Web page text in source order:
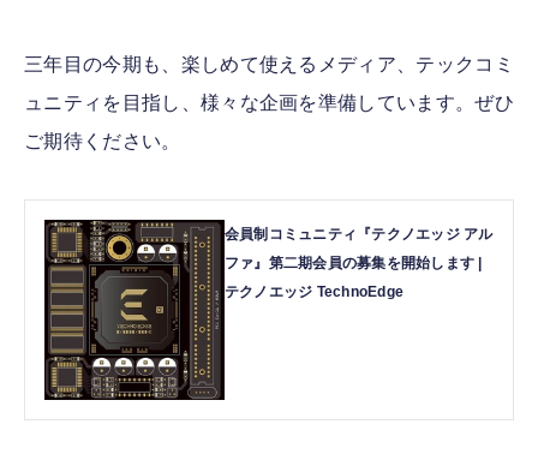
三年目の今期も、楽しめて使えるメディア、テックコミ
ュニティを目指し、様々な企画を準備しています。ぜひ
ご期待ください。
会員制コミュニティ『テクノエッジ アル
ファ』第二期会員の募集を開始します |
テクノエッジ TechnoEdge